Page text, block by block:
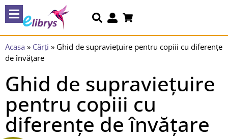
Acasa » Cărți » Ghid de supraviețuire pentru copiii cu diferențe
de învățare
Ghid de supraviețuire
pentru copiii cu
diferențe de învățare